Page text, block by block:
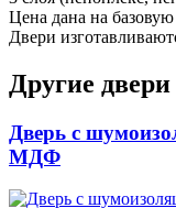
Д-36 С
Цена дана на
Двери
Другие двери
Дверь с
МДФ